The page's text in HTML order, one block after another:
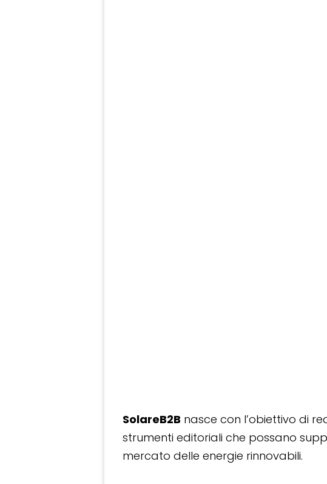
SolareB2B nasce con l’obiettivo di
strumenti editoriali che possano
mercato delle energie rinnovabili.